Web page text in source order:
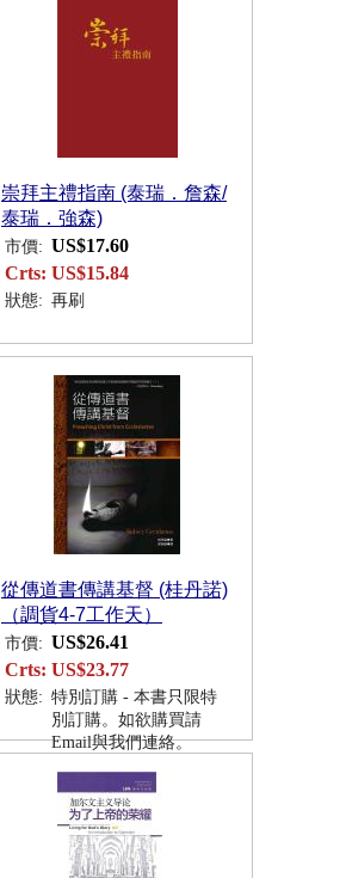
崇拜主禮指南 (泰瑞．詹森/
泰瑞．強森)
市價: US$17.60
Crts: US$15.84
狀態: 再刷
從傳道書傳講基督 (桂丹諾)
（調貨4-7工作天）
市價: US$26.41
Crts: US$23.77
狀態: 特別訂購 - 本書只限特
別訂購。如欲購買請
Email與我們連絡。